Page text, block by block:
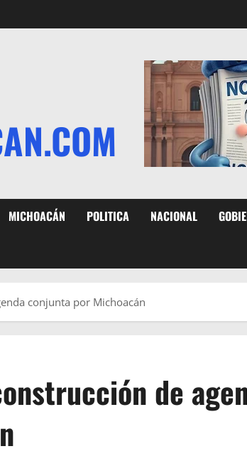
MICHOACÁN POLITICA NACIONAL
conjunta por Michoacán
de